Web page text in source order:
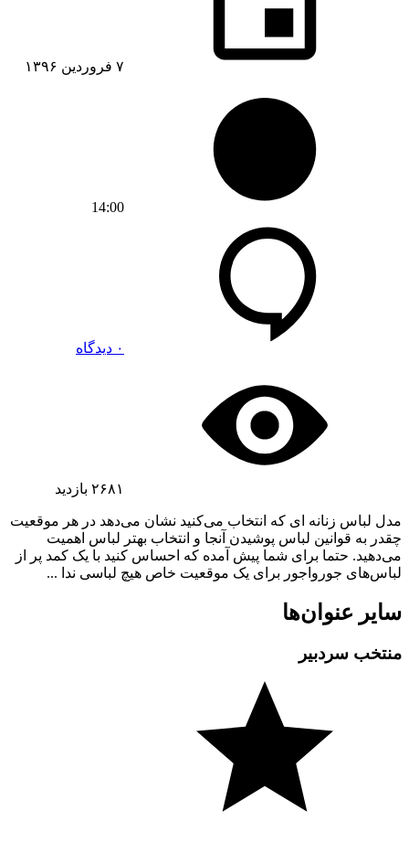
۷ فروردین ۱۳۹۶
14:00
۰ دیدگاه
۲۶۸۱ بازدید
مدل لباس زنانه ای که انتخاب می‌کنید نشان می‌دهد در هر موقعیت
چقدر به قوانین لباس پوشیدن آنجا و انتخاب بهتر لباس اهمیت
می‌دهید. حتما برای شما پیش آمده که احساس کنید با یک کمد پر از
لباس‌های جورواجور برای یک موقعیت خاص هیچ لباسی ندا ...
سایر عنوان‌ها
منتخب سردبیر